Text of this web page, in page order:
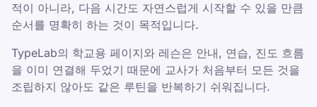
적이 아니라, 다음 시간도 자연스럽게 시작할 수 있을 만큼
순서를 명확히 하는 것이 목적입니다.
TypeLab의 학교용 페이지와 레슨은 안내, 연습, 진도 흐름
을 이미 연결해 두었기 때문에 교사가 처음부터 모든 것을
조립하지 않아도 같은 루틴을 반복하기 쉬워집니다.